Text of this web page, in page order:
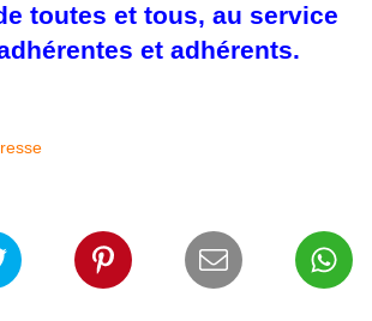
toutes et tous, au service
et adhérents.